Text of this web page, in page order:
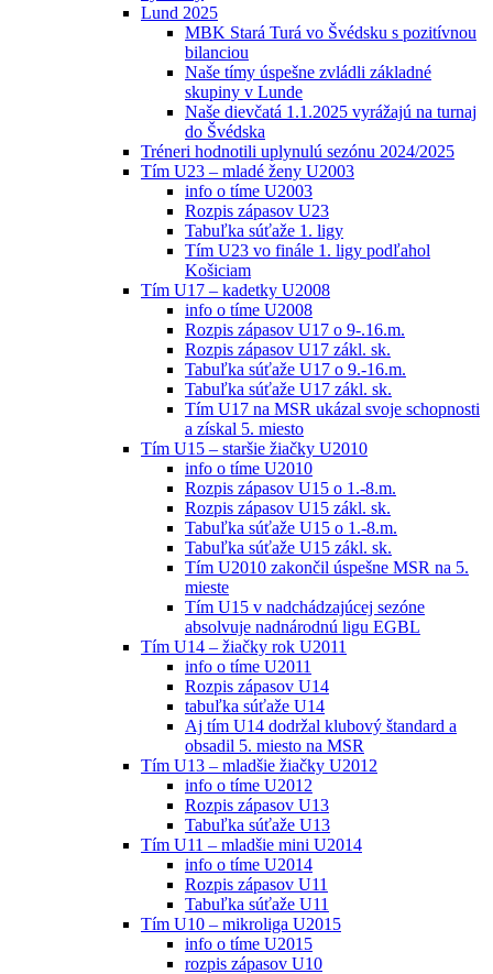
Lund 2025
MBK Stará Turá vo Švédsku s pozitívnou
bilanciou
Naše tímy úspešne zvládli základné
skupiny v Lunde
Naše dievčatá 1.1.2025 vyrážajú na turnaj
do Švédska
Tréneri hodnotili uplynulú sezónu 2024/2025
Tím U23 – mladé ženy U2003
info o tíme U2003
Rozpis zápasov U23
Tabuľka súťaže 1. ligy
Tím U23 vo finále 1. ligy podľahol
Košiciam
Tím U17 – kadetky U2008
info o tíme U2008
Rozpis zápasov U17 o 9-.16.m.
Rozpis zápasov U17 zákl. sk.
Tabuľka súťaže U17 o 9.-16.m.
Tabuľka súťaže U17 zákl. sk.
Tím U17 na MSR ukázal svoje schopnosti
a získal 5. miesto
Tím U15 – staršie žiačky U2010
info o tíme U2010
Rozpis zápasov U15 o 1.-8.m.
Rozpis zápasov U15 zákl. sk.
Tabuľka súťaže U15 o 1.-8.m.
Tabuľka súťaže U15 zákl. sk.
Tím U2010 zakončil úspešne MSR na 5.
mieste
Tím U15 v nadchádzajúcej sezóne
absolvuje nadnárodnú ligu EGBL
Tím U14 – žiačky rok U2011
info o tíme U2011
Rozpis zápasov U14
tabuľka súťaže U14
Aj tím U14 dodržal klubový štandard a
obsadil 5. miesto na MSR
Tím U13 – mladšie žiačky U2012
info o tíme U2012
Rozpis zápasov U13
Tabuľka súťaže U13
Tím U11 – mladšie mini U2014
info o tíme U2014
Rozpis zápasov U11
Tabuľka súťaže U11
Tím U10 – mikroliga U2015
info o tíme U2015
rozpis zápasov U10